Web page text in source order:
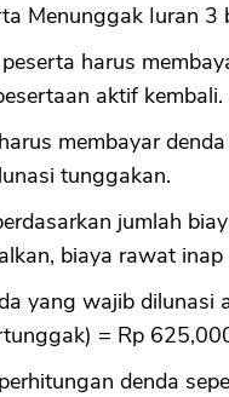
Menunggak Iuran 3
harus
aktif kembali.
membayar
tunggakan.
jumlah
biaya rawat
yang wajib
= Rp
denda